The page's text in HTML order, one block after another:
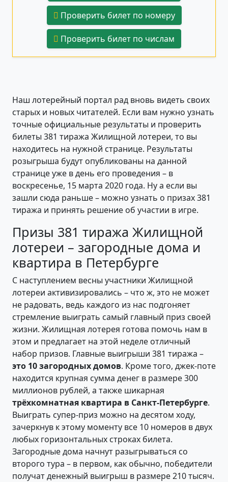
Проверить билет по номеру
Проверить билет по числам
Наш лотерейный портал рад вновь видеть своих
старых и новых читателей. Если вам нужно узнать
точные официальные результаты и проверить
билеты 381 тиража Жилищной лотереи, то вы
находитесь на нужной странице. Результаты
розыгрыша будут опубликованы на данной
странице уже в день его проведения – в
воскресенье, 15 марта 2020 года. Ну а если вы
зашли сюда раньше – можно узнать о призах 381
тиража и принять решение об участии в игре.
Призы 381 тиража Жилищной
лотереи – загородные дома и
квартира в Петербурге
С наступлением весны участники Жилищной
лотереи активизировались – что ж, это не может
не радовать, ведь каждого из нас подгоняет
стремление выиграть самый главный приз своей
жизни. Жилищная лотерея готова помочь нам в
этом и предлагает на этой неделе отличный
набор призов. Главные выигрыши 381 тиража –
это 10 загородных домов. Кроме того, джек-поте
находится крупная сумма денег в размере 300
миллионов рублей, а также шикарная
трёхкомнатная квартира в Санкт-Петербурге.
Выиграть супер-приз можно на десятом ходу,
зачеркнув к этому моменту все 10 номеров в двух
любых горизонтальных строках билета.
Загородные дома начнут разыгрываться со
второго тура – в первом, как обычно, победители
получат денежный выигрыш в размере 210 тысяч.